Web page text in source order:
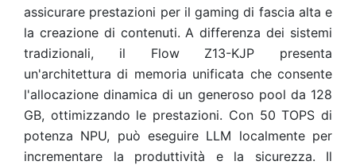
assicurare prestazioni per il gaming di fascia alta e
la creazione di contenuti. A differenza dei sistemi
tradizionali, il Flow Z13-KJP presenta
un'architettura di memoria unificata che consente
l'allocazione dinamica di un generoso pool da 128
GB, ottimizzando le prestazioni. Con 50 TOPS di
potenza NPU, può eseguire LLM localmente per
incrementare la produttività e la sicurezza. Il